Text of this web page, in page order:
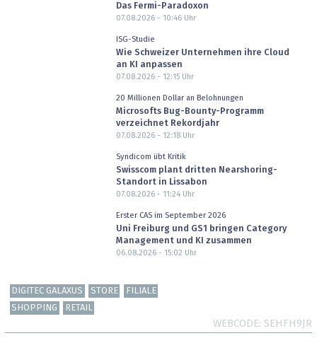
Das Fermi-Paradoxon
07.08.2026 - 10:46Uhr
ISG-Studie
Wie Schweizer Unternehmen ihre Cloud
an KI anpassen
07.08.2026 - 12:15Uhr
20 Millionen Dollar an Belohnungen
Microsofts Bug-Bounty-Programm
verzeichnet Rekordjahr
07.08.2026 - 12:18Uhr
Syndicom übt Kritik
Swisscom plant dritten Nearshoring-
Standort in Lissabon
07.08.2026 - 11:24Uhr
Erster CAS im September 2026
Uni Freiburg und GS1 bringen Category
Management und KI zusammen
06.08.2026 - 15:02 Uhr
DIGITEC GALAXUS STORE
FILIALE
SHOPPING
RETAIL
WEBCODE SEHFH9JR